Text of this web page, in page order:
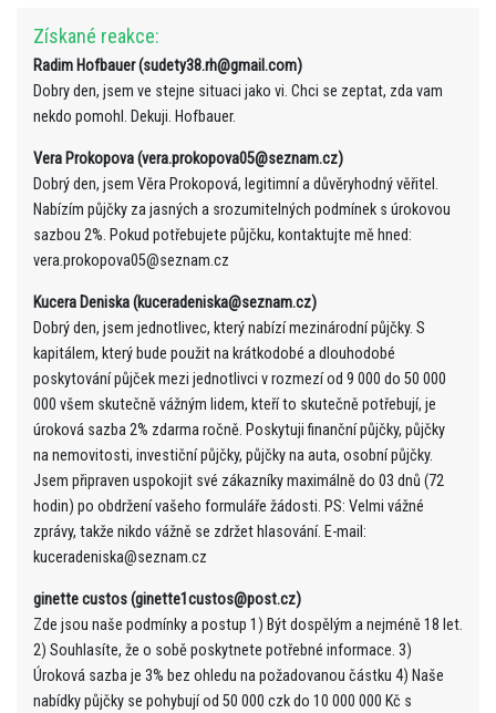
Získané reakce:
Radim Hofbauer (sudety38.rh@gmail.com)
Dobry den, jsem ve stejne situaci jako vi. Chci se zeptat, zda vam
nekdo pomohl. Dekuji. Hofbauer.
Vera Prokopova (vera.prokopova05@seznam.cz)
Dobrý den, jsem Věra Prokopová, legitimní a důvěryhodný věřitel.
Nabízím půjčky za jasných a srozumitelných podmínek s úrokovou
sazbou 2%. Pokud potřebujete půjčku, kontaktujte mě hned:
vera.prokopova05@seznam.cz
Kucera Deniska (kuceradeniska@seznam.cz)
Dobrý den, jsem jednotlivec, který nabízí mezinárodní půjčky. S
kapitálem, který bude použit na krátkodobé a dlouhodobé
poskytování půjček mezi jednotlivci v rozmezí od 9 000 do 50 000
000 všem skutečně vážným lidem, kteří to skutečně potřebují, je
úroková sazba 2% zdarma ročně. Poskytuji finanční půjčky, půjčky
na nemovitosti, investiční půjčky, půjčky na auta, osobní půjčky.
Jsem připraven uspokojit své zákazníky maximálně do 03 dnů (72
hodin) po obdržení vašeho formuláře žádosti. PS: Velmi vážné
zprávy, takže nikdo vážně se zdržet hlasování. E-mail:
kuceradeniska@seznam.cz
ginette custos (ginette1custos@post.cz)
Zde jsou naše podmínky a postup 1) Být dospělým a nejméně 18 let.
2) Souhlasíte, že o sobě poskytnete potřebné informace. 3)
Úroková sazba je 3% bez ohledu na požadovanou částku 4) Naše
nabídky půjčky se pohybují od 50 000 czk do 10 000 000 Kč s